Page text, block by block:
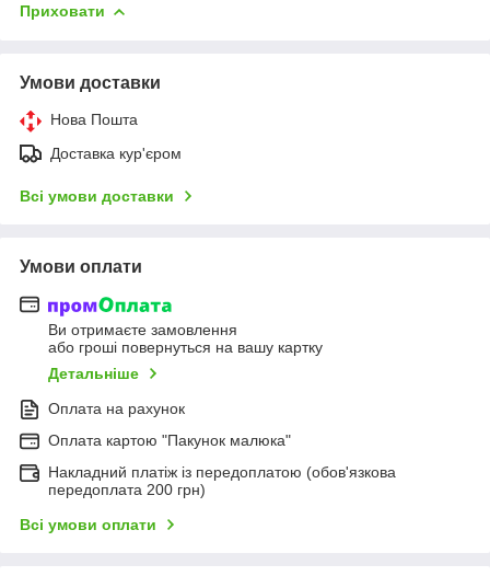
Приховати
Умови доставки
Нова Пошта
Доставка кур'єром
Всі умови доставки
Умови оплати
Ви отримаєте замовлення
або гроші повернуться на вашу картку
Детальніше
Оплата на рахунок
Оплата картою "Пакунок малюка"
Накладний платіж із передоплатою (обов'язкова
передоплата 200 грн)
Всі умови оплати